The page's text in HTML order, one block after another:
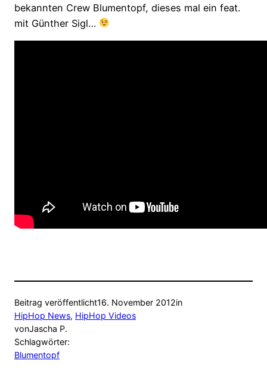
bekannten Crew Blumentopf, dieses mal ein feat.
mit Günther Sigl…
Beitrag veröffentlicht16. November 2012in
HipHop News, HipHop Videos
vonJascha P.
Schlagwörter:
Blumentopf